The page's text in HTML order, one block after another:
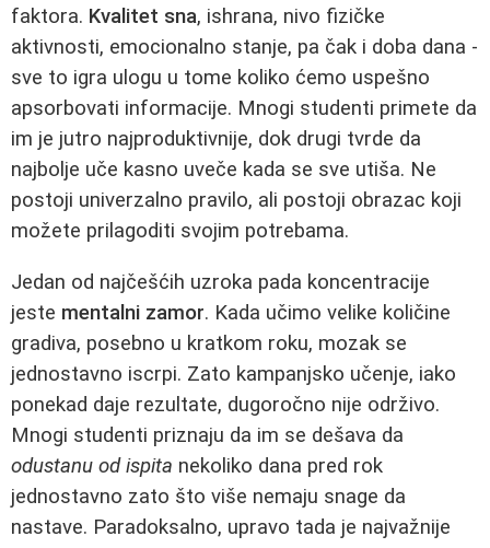
faktora. Kvalitet sna, ishrana, nivo fizičke
aktivnosti, emocionalno stanje, pa čak i doba dana -
sve to igra ulogu u tome koliko ćemo uspešno
apsorbovati informacije. Mnogi studenti primete da
im je jutro najproduktivnije, dok drugi tvrde da
najbolje uče kasno uveče kada se sve utiša. Ne
postoji univerzalno pravilo, ali postoji obrazac koji
možete prilagoditi svojim potrebama.
Jedan od najčešćih uzroka pada koncentracije
jeste mentalni zamor. Kada učimo velike količine
gradiva, posebno u kratkom roku, mozak se
jednostavno iscrpi. Zato kampanjsko učenje, iako
ponekad daje rezultate, dugoročno nije održivo.
Mnogi studenti priznaju da im se dešava da
odustanu od ispita nekoliko dana pred rok
jednostavno zato što više nemaju snage da
nastave. Paradoksalno, upravo tada je najvažnije